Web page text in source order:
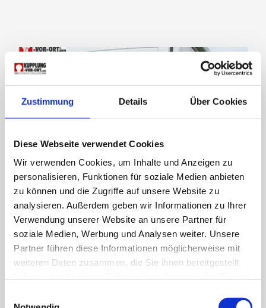
Zustimmung Details Über Cookies
Diese Webseite verwendet Cookies
Wir verwenden Cookies, um Inhalte und Anzeigen zu
personalisieren, Funktionen für soziale Medien anbieten
zu können und die Zugriffe auf unsere Website zu
analysieren. Außerdem geben wir Informationen zu Ihrer
Verwendung unserer Website an unsere Partner für
soziale Medien, Werbung und Analysen weiter. Unsere
Partner führen diese Informationen möglicherweise mit
weiteren Daten zusammen, die Sie ihnen bereitgestellt